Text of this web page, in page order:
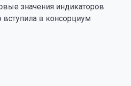
значения индикаторов
вступила в консорциум